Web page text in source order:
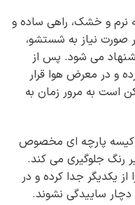
نرم و خشک، راهی ساده و
صورت نیاز به شستشو،
می شود. پس از
و در معرض هوا قرار
است به مرور زمان به
کیسه پارچه ای مخصوص
رنگ جلوگیری می کند.
یکدیگر جدا کرده و در
دچار ساییدگی نشوند.